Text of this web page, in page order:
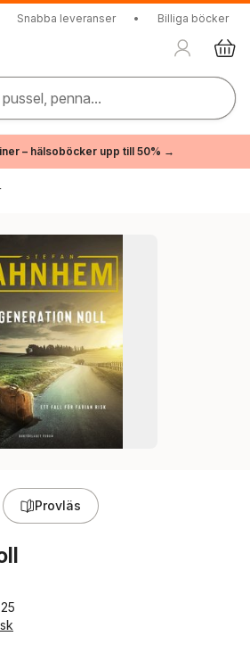
Snabba leveranser • Billiga böcker
penna...
– hälsoböcker upp till 50% →
Provläs
antal röster: